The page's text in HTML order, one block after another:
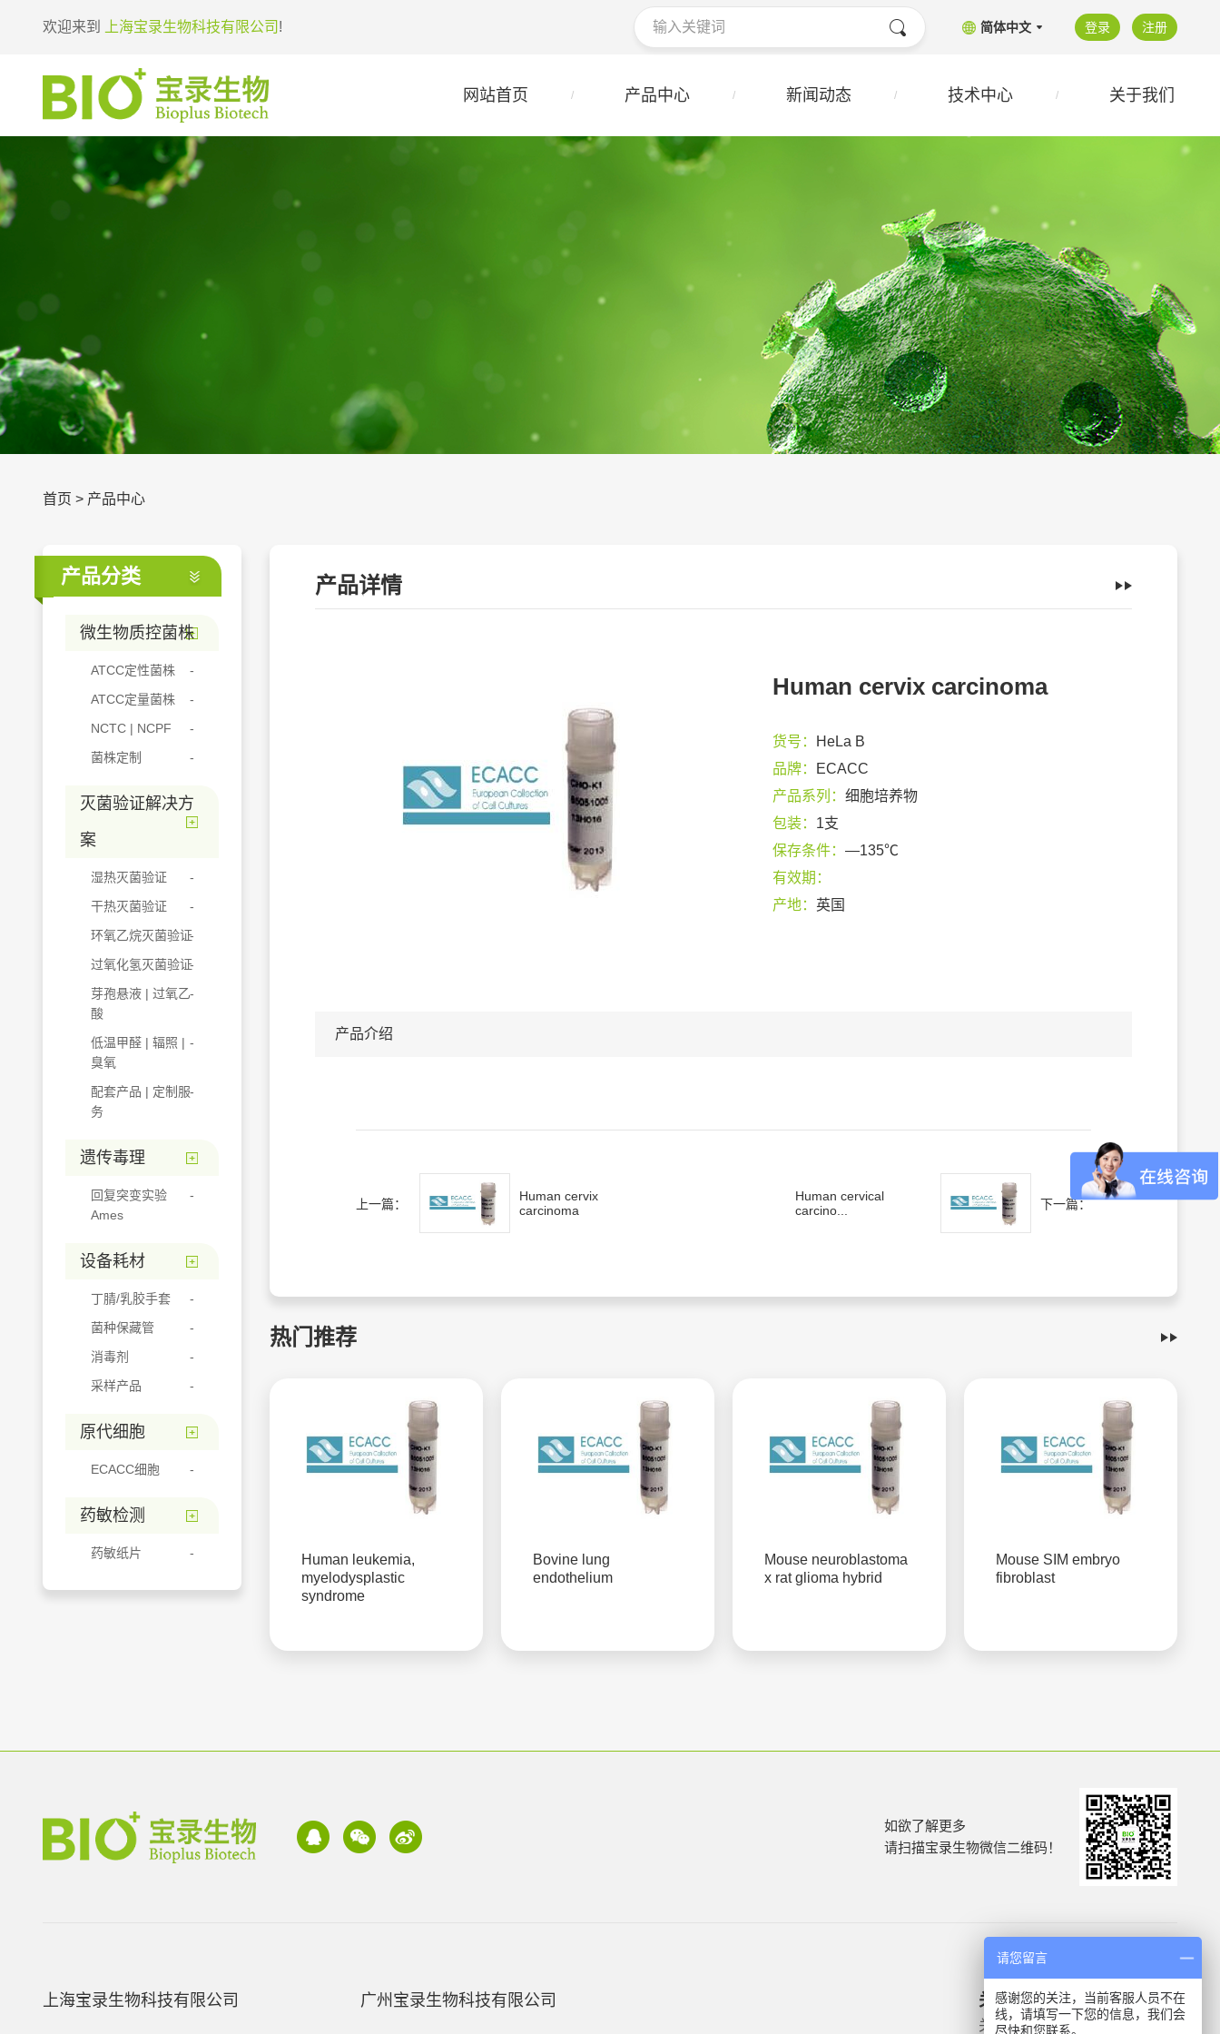
欢迎来到 上海宝录生物科技有限公司 ! 简体中文 登录 注册
网站首页 产品中心 新闻动态 技术中心 关于我们
首页 > 产品中心
产品分类
微生物质控菌株
ATCC定性菌株
ATCC定量菌株
NCTC | NCPF
菌株定制
灭菌验证解决方
案
湿热灭菌验证
干热灭菌验证
环氧乙烷灭菌验证
过氧化氢灭菌验证
芽孢悬液 | 过氧乙
酸
低温甲醛 | 辐照 |
臭氧
配套产品 | 定制服
务
遗传毒理
回复突变实验
Ames
设备耗材
丁腈/乳胶手套
菌种保藏管
消毒剂
采样产品
原代细胞
ECACC细胞
药敏检测
药敏纸片
产品详情
Human cervix carcinoma
货号：
HeLa B
品牌：
ECACC
产品系列： 细胞培养物
包装： 1支
保存条件： —135℃
有效期：
产地： 英国
产品介绍
上一篇：
Human cervix
carcinoma
Human cervical
carcino...
下一篇：
热门推荐
Human leukemia,
myelodysplastic
syndrome
Bovine lung
endothelium
Mouse neuroblastoma
x rat glioma hybrid
Mouse SIM embryo
fibroblast
如欲了解更多
请扫描宝录生物微信二维码！
上海宝录生物科技有限公司 广州宝录生物科技有限公司 关于我们
关于我们
产品信息
微生物质控菌株
请您留言
感谢您的关注，当前客服人员不在
线，请填写一下您的信息，我们会
尽快和您联系。